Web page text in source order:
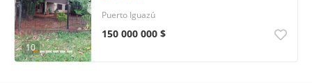
10
150 000 000 $
Puerto Iguazú